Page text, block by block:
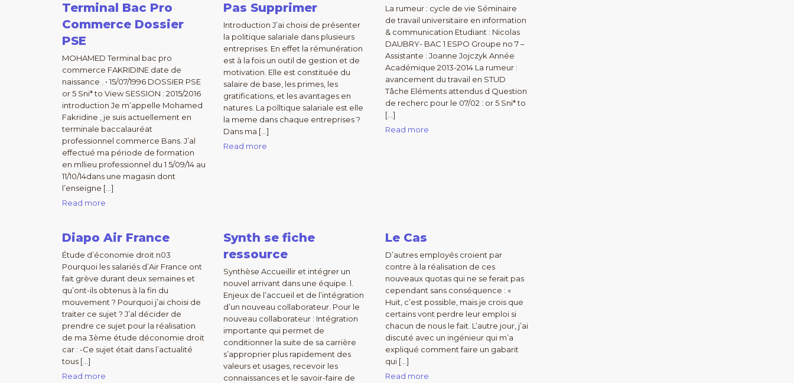
Terminal Bac Pro
Commerce Dossier
PSE
MOHAMED Terminal bac pro
commerce FAKRIDINE date de
naissance . • 15/07/1996 DOSSIER PSE
or 5 Sni* to View SESSION : 2015/2016
introduction Je m’appelle Mohamed
Fakridine , je suis actuellement en
terminale baccalauréat
professionnel commerce Bans. J’al
effectué ma période de formation
en mllieu professionnel du 1 5/09/14 au
11/10/14dans une magasin dont
l’enseigne […]
Read more
Pas Supprimer
Introduction J’ai choisi de présenter
la politique salariale dans plusieurs
entreprises. En effet la rémunération
est à la fois un outil de gestion et de
motivation. Elle est constituée du
salaire de base, les primes, les
gratifications, et les avantages en
natures. La polltique salariale est elle
la meme dans chaque entreprises ?
Dans ma […]
Read more
La rumeur : cycle de vie Séminaire
de travail universitaire en information
& communication Etudiant : Nicolas
DAUBRY- BAC 1 ESPO Groupe no 7 –
Assistante : Joanne Jojczyk Année
Académique 2013-2014 La rumeur :
avancement du travail en STUD
Tâche Eléments attendus d Question
de recherc pour le 07/02 : or 5 Sni* to
[…]
Read more
Diapo Air France
Étude d’économie droit n03
Pourquoi les salariés d’Air France ont
fait grève durant deux semaines et
qu’ont-ils obtenus à la fin du
mouvement ? Pourquoi j’ai choisi de
traiter ce sujet ? J’al décider de
prendre ce sujet pour la réalisation
de ma 3ème étude déconomie droit
car : -Ce sujet était dans l’actualité
tous […]
Read more
Synth se fiche
ressource
Synthèse Accueillir et intégrer un
nouvel arrivant dans une équipe. l.
Enjeux de l’accueil et de l’intégration
d’un nouveau collaborateur. Pour le
nouveau collaborateur : Intégration
importante qui permet de
conditionner la suite de sa carrière
s’approprier plus rapidement des
valeurs et usages, recevoir les
connaissances et le savoir-faire de
Le Cas
D’autres employés croient par
contre à la réalisation de ces
nouveaux quotas qui ne se ferait pas
cependant sans conséquence : «
Huit, c’est possible, mais je crois que
certains vont perdre leur emploi si
chacun de nous le fait. L’autre jour, j’ai
discuté avec un ingénieur qui m’a
expliqué comment faire un gabarit
qui […]
Read more